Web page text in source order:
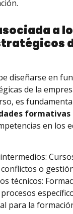
a
diseñarse en
de la
es
formativas
en los
o
técnicos:
para la